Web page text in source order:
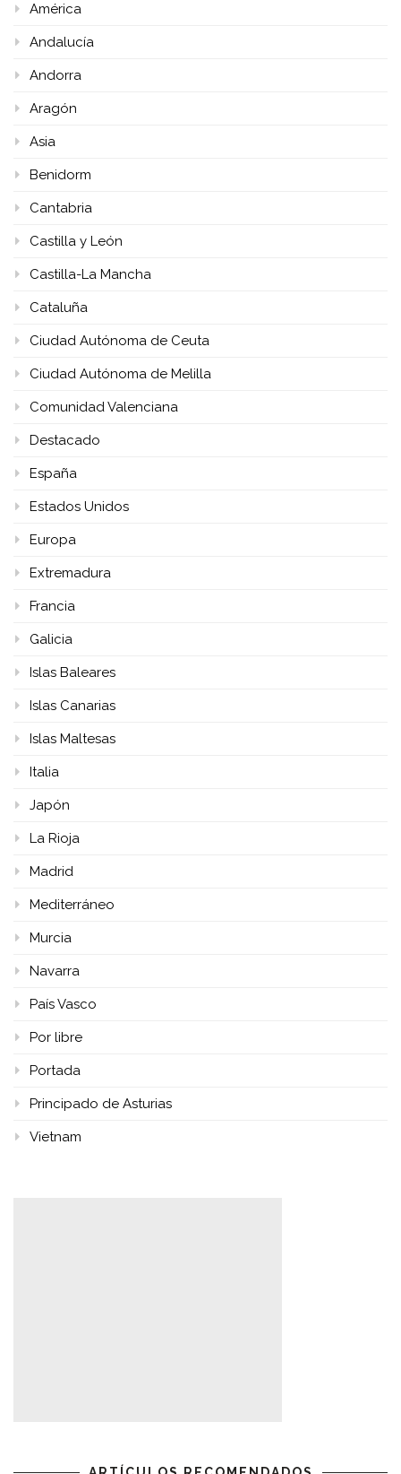
América
Andalucía
Andorra
Aragón
Asia
Benidorm
Cantabria
Castilla y León
Castilla-La Mancha
Cataluña
Ciudad Autónoma de Ceuta
Ciudad Autónoma de Melilla
Comunidad Valenciana
Destacado
España
Estados Unidos
Europa
Extremadura
Francia
Galicia
Islas Baleares
Islas Canarias
Islas Maltesas
Italia
Japón
La Rioja
Madrid
Mediterráneo
Murcia
Navarra
País Vasco
Por libre
Portada
Principado de Asturias
Vietnam